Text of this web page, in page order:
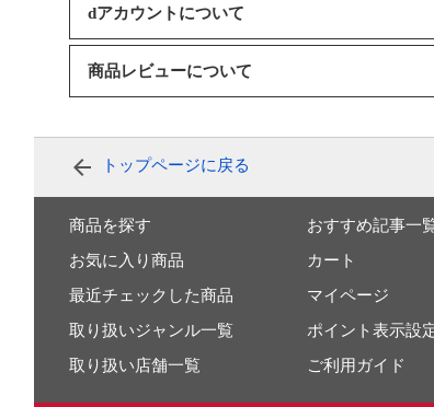
dアカウントについて
商品レビューについて
トップページに戻る
商品を探す
お気に入り商品
最近チェックした商品
取り扱いジャンル一覧
取り扱い店舗一覧
おすすめ記事一
カート
マイページ
ポイント表示設
ご利用ガイド